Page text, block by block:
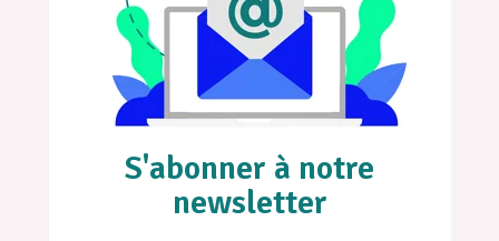
S'abonner à notre
newsletter